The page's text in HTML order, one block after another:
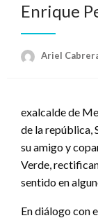
Enrique
Ariel
exalcalde de
de la república,
su amigo y
Verde,
sentido en
En diálogo con